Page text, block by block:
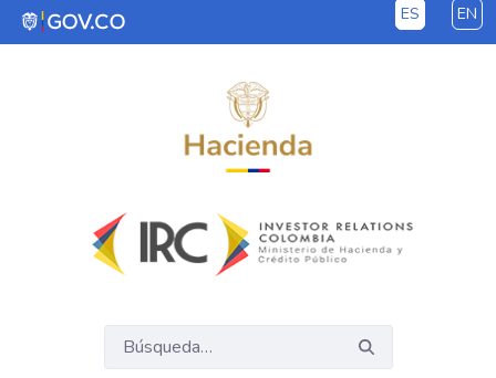
Saltar al contenido principal ES EN